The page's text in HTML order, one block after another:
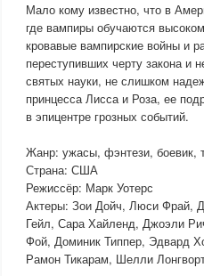
Мало кому известно, что в
где вампиры обучаются
кровавые вампирские войны и
переступивших черту закона
святых науки, не слишком
принцесса Лисса и Роза, ее
в эпицентре грозных событий.
Жанр: ужасы, фэнтези, боевик,
Страна: США
Режиссёр: Марк Уотерс
Актеры: Зои Дойч, Люси Фрай,
Гейл, Сара Хайленд, Джоэли
Фой, Доминик Типпер, Эдвард
Рамон Тикарам, Шелли